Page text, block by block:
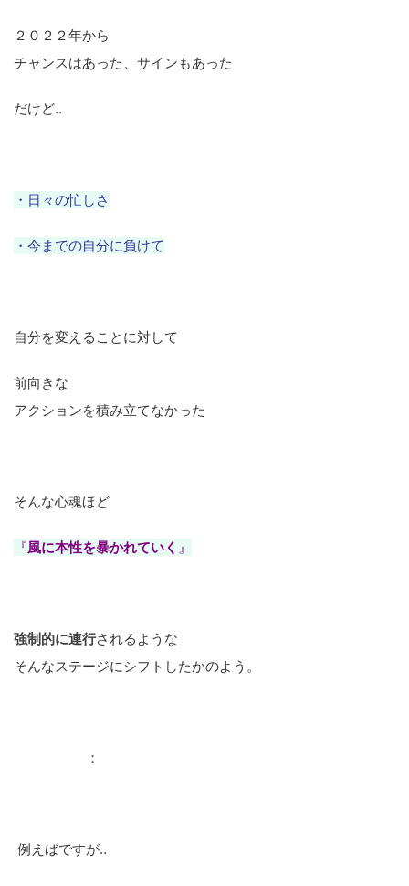
２０２２年から
チャンスはあった、サインもあった
だけど‥
・日々の忙しさ
・今までの自分に負けて
自分を変えることに対して
前向きな
アクションを積み立てなかった
そんな心魂ほど
『風に本性を暴かれていく 』
強制的に連行されるような
そんなステージにシフトしたかのよう。
：
例えばですが‥